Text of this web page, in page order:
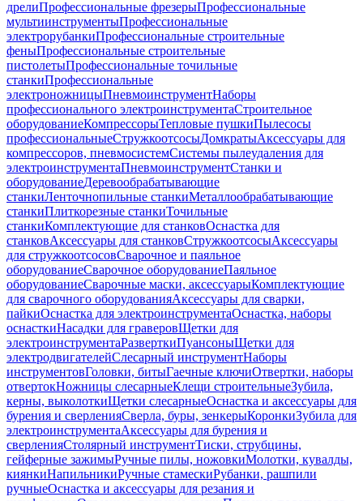
дрелиПрофессиональные фрезерыПрофессиональные
мультиинструментыПрофессиональные
электрорубанкиПрофессиональные строительные
феныПрофессиональные строительные
пистолетыПрофессиональные точильные
станкиПрофессиональные
электроножницыПневмоинструментНаборы
профессионального электроинструментаСтроительное
оборудованиеКомпрессорыТепловые пушкиПылесосы
профессиональныеСтружкоотсосыДомкратыАксессуары для
компрессоров, пневмосистемСистемы пылеудаления для
электроинструментаПневмоинструментСтанки и
оборудованиеДеревообрабатывающие
станкиЛенточнопильные станкиМеталлообрабатывающие
станкиПлиткорезные станкиТочильные
станкиКомплектующие для станковОснастка для
станковАксессуары для станковСтружкоотсосыАксессуары
для стружкоотсосовСварочное и паяльное
оборудованиеСварочное оборудованиеПаяльное
оборудованиеСварочные маски, аксессуарыКомплектующие
для сварочного оборудованияАксессуары для сварки,
пайкиОснастка для электроинструментаОснастка, наборы
оснасткиНасадки для граверовЩетки для
электроинструментаРазверткиПуансоныЩетки для
электродвигателейСлесарный инструментНаборы
инструментовГоловки, битыГаечные ключиОтвертки, наборы
отвертокНожницы слесарныеКлещи строительныеЗубила,
керны, выколоткиЩетки слесарныеОснастка и аксессуары для
бурения и сверленияСверла, буры, зенкерыКоронкиЗубила для
электроинструментаАксессуары для бурения и
сверленияСтолярный инструментТиски, струбцины,
гейферные зажимыРучные пилы, ножовкиМолотки, кувалды,
киянкиНапильникиРучные стамескиРубанки, рашпили
ручныеОснастка и аксессуары для резания и